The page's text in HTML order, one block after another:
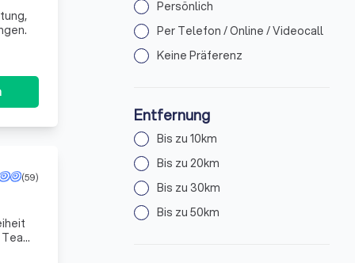
(59)
Persönlich
Per Telefon / Online / Videocall
Keine Präferenz
Entfernung
Bis zu 10km
Bis zu 20km
Bis zu 30km
Bis zu 50km